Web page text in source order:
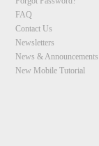
FAQ
Contact Us
Newsletters
News & Announcements
New Mobile Tutorial